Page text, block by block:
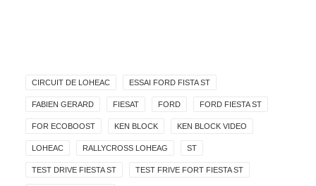
CIRCUIT DE LOHEAC ESSAI FORD FISTA ST
FABIEN GERARD FIESAT FORD FORD FIESTA ST
FOR ECOBOOST KEN BLOCK KEN BLOCK VIDEO
LOHEAC RALLYCROSS LOHEAG ST
TEST DRIVE FIESTA ST TEST FRIVE FORT FIESTA ST